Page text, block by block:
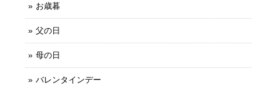
お歳暮
父の日
母の日
バレンタインデー